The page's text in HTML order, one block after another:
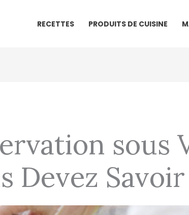
RECETTES PRODUITS DE CUISINE
sous
Devez Savoir